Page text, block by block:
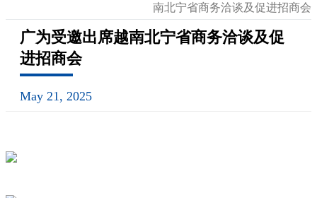
南北宁省商务洽谈及促进招商会
广为受邀出席越南北宁省商务洽谈及促
进招商会
May 21, 2025